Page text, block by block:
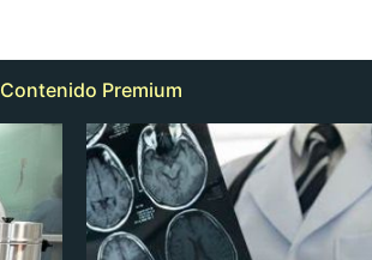
Contenido Premium